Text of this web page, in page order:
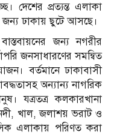
দেশের প্রত্যন্ত এলাকা
জন্য ঢাকায় ছুটে আসছে।
জন্য নগরীর
জনসাধারণের সমন্বিত
বর্তমানে ঢাকাবাসী
অন্যান্য নাগরিক
যত্রতত্র কলকারখানা
খাল, জলাশয় ভরাট ও
এলাকায় পরিণত করা